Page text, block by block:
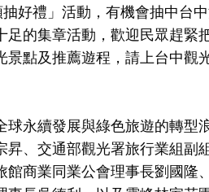
好禮」活動，有機會抽中台
的集章活動，歡迎民眾趕緊
點及推薦遊程，請上台中觀
永續發展與綠色旅遊的轉型
、交通部觀光署旅行業組副
商業同業公會理事長劉國隆